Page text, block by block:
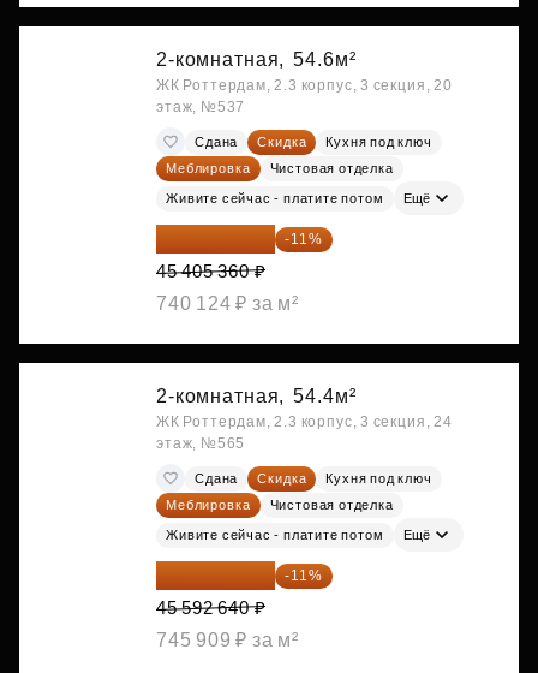
2-комнатная, 54.6м²
ЖК Роттердам, 2.3 корпус, 3 секция, 20
этаж, №537
Сдана Скидка
Кухня под ключ
Меблировка
Чистовая отделка
Живите сейчас - платите потом Ещё
40 410 770 ₽ -11%
45 405 360 ₽
740 124 ₽ за м²
2-комнатная, 54.4м²
ЖК Роттердам, 2.3 корпус, 3 секция, 24
этаж, №565
Сдана Скидка
Кухня под ключ
Меблировка
Чистовая отделка
Живите сейчас - платите потом Ещё
40 577 450 ₽ -11%
45 592 640 ₽
745 909 ₽ за м²